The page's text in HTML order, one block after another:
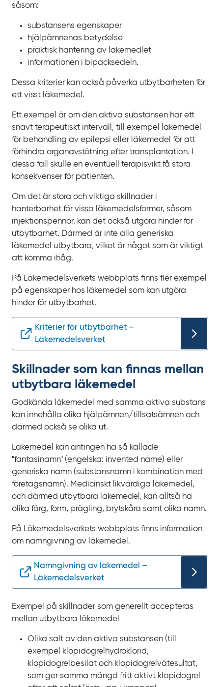
såsom:
substansens egenskaper
hjälpämnenas betydelse
praktisk hantering av läkemedlet
informationen i bipacksedeln.
Dessa kriterier kan också påverka utbytbarheten för
ett visst läkemedel.
Ett exempel är om den aktiva substansen har ett
snävt terapeutiskt intervall, till exempel läkemedel
för behandling av epilepsi eller läkemedel för att
förhindra organavstötning efter transplantation. I
dessa fall skulle en eventuell terapisvikt få stora
konsekvenser för patienten.
Om det är stora och viktiga skillnader i
hanterbarhet för vissa läkemedelsformer, såsom
injektionspennor, kan det också utgöra hinder för
utbytbarhet. Därmed är inte alla generiska
läkemedel utbytbara, vilket är något som är viktigt
att komma ihåg.
På Läkemedelsverkets webbplats finns fler exempel
på egenskaper hos läkemedel som kan utgöra
hinder för utbytbarhet.
Kriterier för utbytbarhet –
Läkemedelsverket
Skillnader som kan finnas mellan
utbytbara läkemedel
Godkända läkemedel med samma aktiva substans
kan innehålla olika hjälpämnen/tillsatsämnen och
därmed också se olika ut.
Läkemedel kan antingen ha så kallade
"fantasinamn" (engelska: invented name) eller
generiska namn (substansnamn i kombination med
företagsnamn). Medicinskt likvärdiga läkemedel,
och därmed utbytbara läkemedel, kan alltså ha
olika färg, form, prägling, brytskåra samt olika namn.
På Läkemedelsverkets webbplats finns information
om namngivning av läkemedel.
Namngivning av läkemedel –
Läkemedelsverket
Exempel på skillnader som generellt accepteras
mellan utbytbara läkemedel
Olika salt av den aktiva substansen (till
exempel klopidogrelhydroklorid,
klopidogrelbesilat och klopidogrelvätesultat,
som ger samma mängd fritt aktivt klopidogrel